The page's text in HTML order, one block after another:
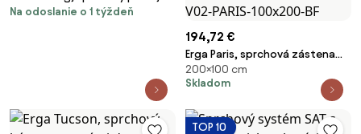
biela, 7615-03-20
Na odoslanie o 1 týždeň
194,72 €
Erga Paris, sprchová zástena
Walk-In 100x200 cm v čiernom
ráme, 8mm číre sklo, čierny
profil, ERG-V02-PARIS-100x200-
BF
200×100 cm
Skladom
TOP 10